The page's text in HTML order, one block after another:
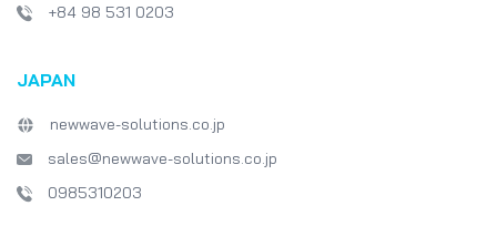
+84 98 531 0203
JAPAN
newwave-solutions.co.jp
sales@newwave-solutions.co.jp
0985310203